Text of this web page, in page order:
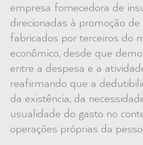
empresa fornecedora de
direcionadas à promoção
fabricados por terceiros do
econômico, desde que
entre a despesa e a
reafirmando que a
da existência, da
usualidade do gasto no
operações próprias da